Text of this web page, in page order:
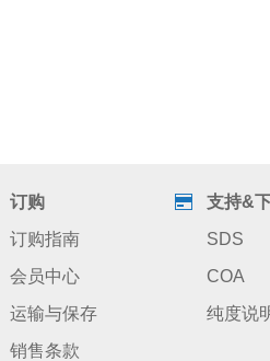
订购
订购指南
会员中心
运输与保存
销售条款
支持&
SDS
COA
纯度说